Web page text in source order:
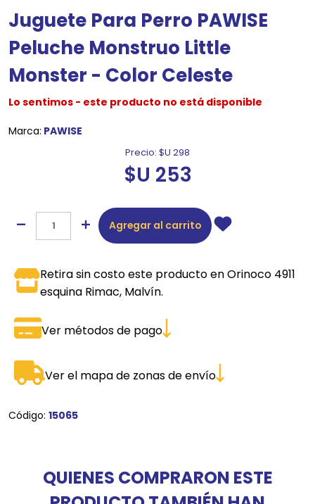
Juguete Para Perro PAWISE
Peluche Monstruo Little
Monster - Color Celeste
Lo sentimos - este producto no está disponible
Marca: PAWISE
Precio: $U 298
$U 253
Agregar al carrito
Retira sin costo este producto en Orinoco 4911
esquina Rimac, Malvín.
Ver métodos de pago
Ver el mapa de zonas de envío
Código: 15065
QUIENES COMPRARON ESTE